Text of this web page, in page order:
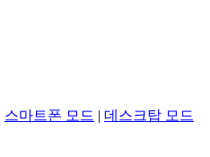
스마트폰 모드 | 데스크탑 모드